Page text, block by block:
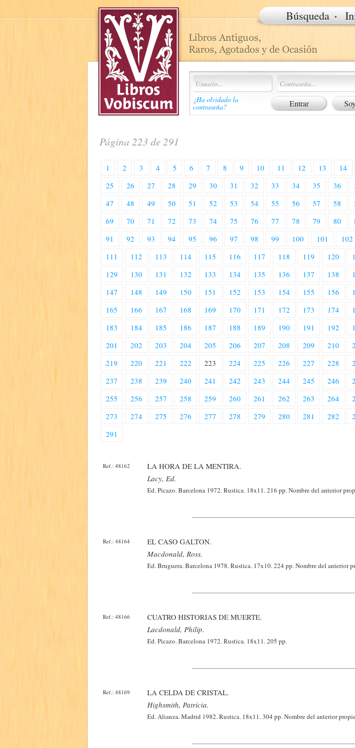
Búsqueda ·
¿Ha olvidado la
contraseña?
Página 223 de 291
1 2 3 4 5 6 7 8 9 10 11 12 13 14
25
26 27 28 29 30 31 32 33 34 35 36
47
48 49 50 51 52 53 54 55 56 57 58
69
70 71 72 73 74 75 76 77 78 79 80
91
92 93 94 95 96 97 98 99 100 101 102
111
112 113 114 115 116 117 118 119 120
129
130 131 132 133 134 135 136 137 138
147
148 149 150 151 152 153 154 155 156
165
166 167 168 169 170 171 172 173 174
183
184 185 186 187 188 189 190 191 192
201
202 203 204 205 206 207 208 209 210
219
220 221 222 223 224 225 226 227 228
237
238 239 240 241 242 243 244 245 246
255
256 257 258 259 260 261 262 263 264
273
274 275 276 277 278 279 280 281 282
291
Ref.: 48162
LA HORA DE LA MENTIRA.
Lacy, Ed.
Ed. Picazo. Barcelona 1972. Rustica. 18x11. 216 pp. Nombre del anterior
Ref.: 48164
EL CASO GALTON.
Macdonald, Ross.
Ed. Bruguera. Barcelona 1978. Rustica. 17x10. 224 pp. Nombre del anterior
Ref.: 48166
CUATRO HISTORIAS DE MUERTE.
Lacdonald, Philip.
Ed. Picazo. Barcelona 1972. Rustica. 18x11. 205 pp.
Ref.: 48169
LA CELDA DE CRISTAL.
Highsmith, Patricia.
Ed. Alianza. Madrid 1982. Rustica. 18x11. 304 pp. Nombre del anterior